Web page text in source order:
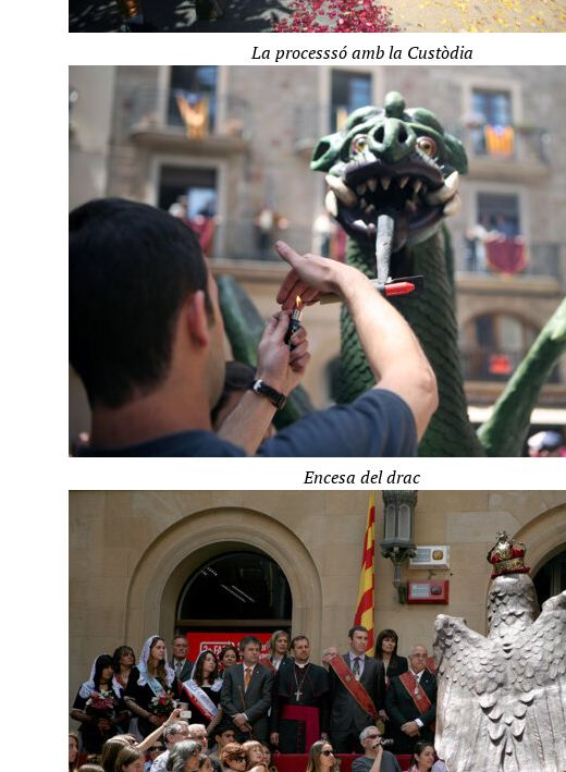
La processsó amb la Custòdia
Encesa del drac